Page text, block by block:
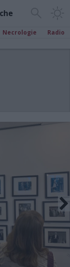
Necrologie Radio